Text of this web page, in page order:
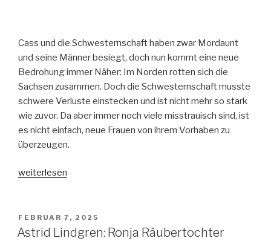
Cass und die Schwesternschaft haben zwar Mordaunt
und seine Männer besiegt, doch nun kommt eine neue
Bedrohung immer Näher: Im Norden rotten sich die
Sachsen zusammen. Doch die Schwesternschaft musste
schwere Verluste einstecken und ist nicht mehr so stark
wie zuvor. Da aber immer noch viele misstrauisch sind, ist
es nicht einfach, neue Frauen von ihrem Vorhaben zu
überzeugen.
„Laura
of
Sword
weiterlesen
VERÖFFENTLICHT
AM
FEBRUAR 7, 2025
Astrid Lindgren: Ronja Räubertochter